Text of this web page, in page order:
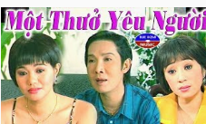
lương xã hội hay nhất